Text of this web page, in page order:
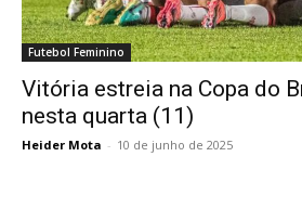
Futebol Feminino
Vitória estreia na Copa do
nesta quarta (11)
Heider Mota - 10 de junho de 2025